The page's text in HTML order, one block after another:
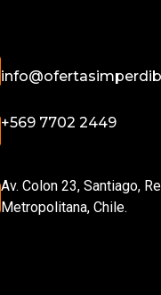
+569 7702 2449
Av. Colon 23, Santiago,
Metropolitana, Chile.